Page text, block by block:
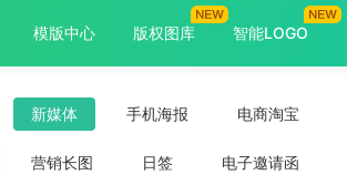
模版中心 版权图库 智能LOGO
新媒体 手机海报 电商淘宝
营销长图 日签 电子邀请函